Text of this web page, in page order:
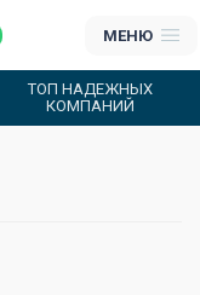
МЕНЮ
ТОП НАДЕЖНЫХ
КОМПАНИЙ